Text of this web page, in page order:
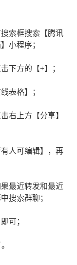
索框搜索【腾讯
小程序；
下方的【+】；
表格】；
右上方【分享】
人可编辑】，再
最近转发和最近
搜索群聊；
可；